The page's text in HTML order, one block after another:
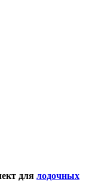
для лодочных